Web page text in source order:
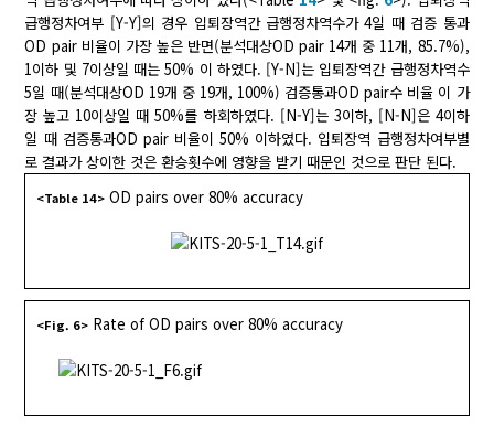
급행정차여부 [Y-Y]의 경우 입퇴장역간 급행정차역수가 4일 때 검증 통과
OD pair 비율이 가장 높은 반면(분석대상OD pair 14개 중 11개, 85.7%),
1이하 및 7이상일 때는 50% 이 하였다. [Y-N]는 입퇴장역간 급행정차역수
5일 때(분석대상OD 19개 중 19개, 100%) 검증통과OD pair수 비율 이 가
장 높고 10이상일 때 50%를 하회하였다. [N-Y]는 3이하, [N-N]은 4이하
일 때 검증통과OD pair 비율이 50% 이하였다. 입퇴장역 급행정차여부별
로 결과가 상이한 것은 환승횟수에 영향을 받기 때문인 것으로 판단 된다.
<Table 14> OD pairs over 80% accuracy
<Fig. 6> Rate of OD pairs over 80% accuracy